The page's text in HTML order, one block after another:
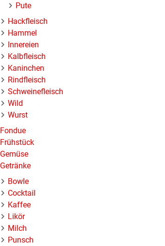
Pute
Hackfleisch
Hammel
Innereien
Kalbfleisch
Kaninchen
Rindfleisch
Schweinefleisch
Wild
Wurst
Fondue
Frühstück
Gemüse
Getränke
Bowle
Cocktail
Kaffee
Likör
Milch
Punsch